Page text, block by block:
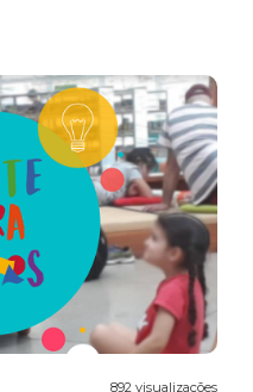
892 visualizações